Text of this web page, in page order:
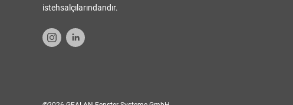
istehsalçılarındandır.